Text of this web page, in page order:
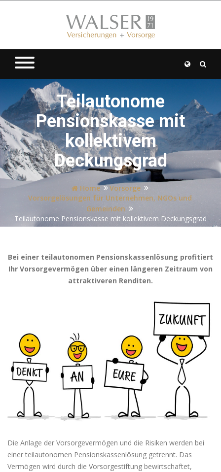
Teilautonome
Pensionskasse mit
kollektivem
Deckungsgrad
Home
Vorsorge
Vorsorgelösungen für Unternehmen, NGOs und
Gemeinden
Teilautonome Pensionskasse mit kollektivem Deckungsgrad
Bei einer teilautonomen Pensionskassenlösung profitiert
Ihr Vorsorgevermögen über einen längeren Zeitraum von
attraktiveren Renditen.
Die Anlage der Vorsorgevermögen und die Risiken werden bei
einer teilautonomen Pensionskassenlösung getrennt. Das
Vermögen wird durch die Vorsorgestiftung bewirtschaftet,